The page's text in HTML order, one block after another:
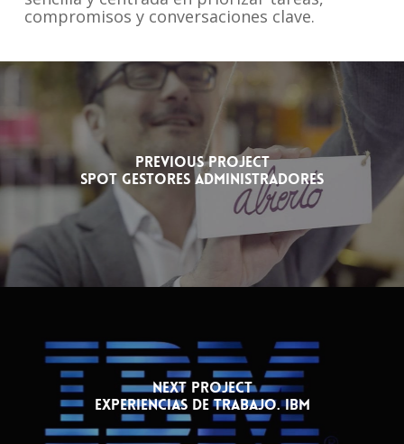
compromisos y conversaciones clave.
Previous Project
Spot Gestores Administradores
Next Project
Experiencias de trabajo. IBM